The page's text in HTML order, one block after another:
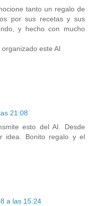
tanto un regalo de
por sus recetas y sus
y hecho con mucho
este AI
21:08
esto del AI. Desde
idea. Bonito regalo y el
a las 15:24